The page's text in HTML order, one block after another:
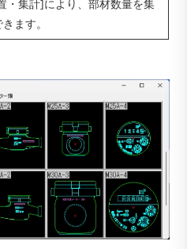
・集計]により、部材数量を集
ます。